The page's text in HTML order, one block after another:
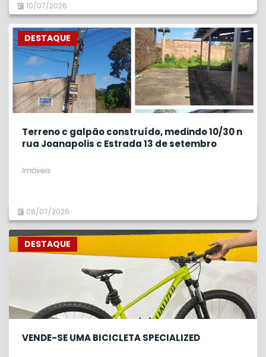
10/07/2026
DESTAQUE
Terreno c galpão construído, medindo 10/30 n
rua Joanapolis c Estrada 13 de setembro
Imóveis
08/07/2026
DESTAQUE
VENDE-SE UMA BICICLETA SPECIALIZED